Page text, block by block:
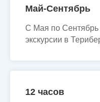
Май-Сентябрь
С Мая по Сентябрь
экскурсии в
12 часов